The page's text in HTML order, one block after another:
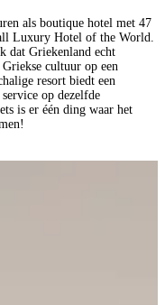
als boutique hotel met 47
Luxury Hotel of the World.
dat Griekenland echt
cultuur op een
resort biedt een
op dezelfde
is er één ding waar het